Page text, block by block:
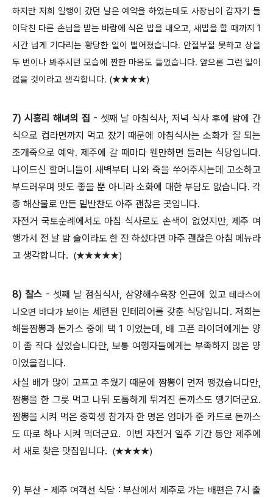
하지만 저희 일행이 갔던 날은 예약을 하였는데도 사장님이 갑자기 들
이닥친 다른 손님을 받는 바람에 식은 밥을 내오고, 새밥을 할 때까지 1
시간 넘게 기다리는 황당한 일이 벌어졌습니다. 안절부절 못하고 상을
두 번이나 봐주시던 모습에 짠한 마음도 들었습니다. 앞으론 그런 일이
없을 것이라고 생각합니다. (★★★★)
7) 시흥리 해녀의 집 - 셋째 날 아침식사, 저녁 식사 후에 밤에 간
식으로 컵라면까지 먹고 잤기 때문에 아침식사는 소화가 잘 되는
조개죽으로 예약. 제주에 갈 때마다 웬만하면 들러는 식당입니다.
나이드신 할머니들이 새벽부터 나와 죽을 쑤어주시는데 고소하고
부드러우며 맛도 좋을 뿐 아니라 소화에 대한 부담도 없습니다. 각
종 해산물로 만든 밑반찬도 아주 괜찮은 곳입니다.
자전거 국토순례에서도 아침 식사로도 손색이 없었지만, 제주 여
행가서 전 날 밤 술이라도 한 잔 하셨다면 아주 괜찮은 아침 메뉴라
고 생각합니다. (★★★★★)
8) 찰스 - 셋째 날 점심식사, 삼양해수욕장 인근에 있고테라스에
나오면 바다가 보이는 세련된 인테리어를 갖춘 식당입니다. 저희는
해물짬뽕과 돈가스 중에 택 1 이었는데, 배 고픈 라이더에게는 양
이 좀 작다 싶었습니다만, 보통 여행자들에게는 부족하지 않은 양
이었을겁니다.
사실 배가 많이 고프고 추웠기 때문에 짬뽕이 먼저 땡겼습니다만,
짬뽕을 한 그릇 먹고 나뒤 도톰하게 튀겨진 돈까스도 땡기더군요.
짬뽕을 시켜 먹은 중학생 참가자 한 명은 엄마가 준 카드로 돈까스
도 따로 하나 시켜 먹더군요. 이번 자전거 일주 기간 동안 제주에
서 새로 찾은 맛집입니다. (★★★★)
9) 부산 - 제주 여객선 식당 : 부산에서 제주로 가는 배편은 7시 출